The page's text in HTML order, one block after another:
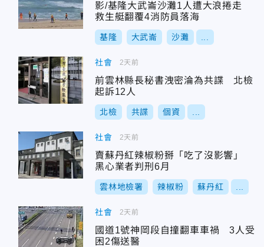
影/基隆大武崙沙灘1人遭大浪捲走
救生艇翻覆4消防員落海
基隆 大武崙 沙灘
社會
前雲林縣長秘書洩密淪為共諜 北檢
起訴12人
北檢 共諜 個資
2天前
社會
賣蘇丹紅辣椒粉掰「吃了沒影響」
黑心業者判刑6月
雲林地檢署 辣椒粉 蘇丹紅
2天前
社會
國道1號神岡段自撞翻車車禍 3人受
困2傷送醫
2天前